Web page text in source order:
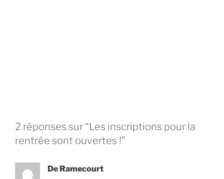
2 réponses sur “Les inscriptions pour la
rentrée sont ouvertes !”
De Ramecourt